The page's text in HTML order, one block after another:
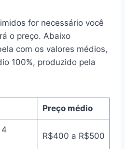
for necessário você
o preço. Abaixo
com os valores médios,
100%, produzido pela
Preço médio
R$400 a R$500